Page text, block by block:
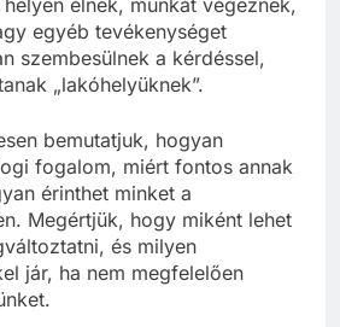
élnek, munkát végeznek,
egyéb tevékenységet
szembesülnek a kérdéssel,
„lakóhelyüknek”.
bemutatjuk, hogyan
fogalom, miért fontos annak
érinthet minket a
Megértjük, hogy miként lehet
és milyen
jár, ha nem megfelelően